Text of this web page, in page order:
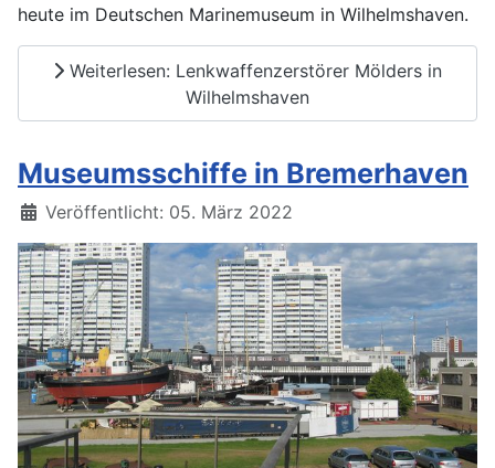
heute im Deutschen Marinemuseum in Wilhelmshaven.
Weiterlesen: Lenkwaffenzerstörer Mölders in
Wilhelmshaven
Museumsschiffe in Bremerhaven
Details
Veröffentlicht: 05. März 2022